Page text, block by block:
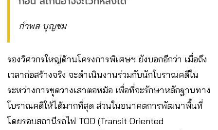
กำพล บุญชม
รองวิศวกรใหญ่ด้านโครงการพิเศษฯ ยังบอกอีกว่า เมื่อถึง
เวลาก่อสร้างจริง จะดำเนินงานร่วมกับนักโบราณคดีใน
ระหว่างการขุดวางเสาตอหม้อ เพื่อที่จะรักษาหลักฐานทาง
โบราณคดีให้ได้มากที่สุด​ ส่วนในอนาคตการพัฒนาพื้นที่
โดยรอบสถานีรถไฟ TOD (Transit Oriented